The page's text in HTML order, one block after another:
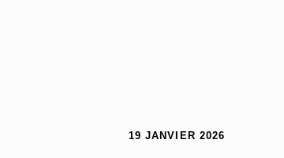
19 JANVIER 2026